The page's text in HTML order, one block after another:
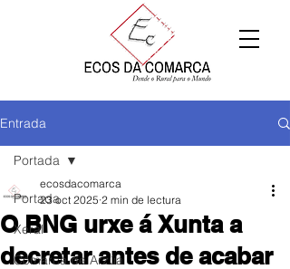
Entrada
Portada
Xeral
Comarca de Arzúa
Portada
O BNG urxe á Xunta a
decretar antes de acabar
ecosdacomarca
23 oct 2025 2 min de lectura